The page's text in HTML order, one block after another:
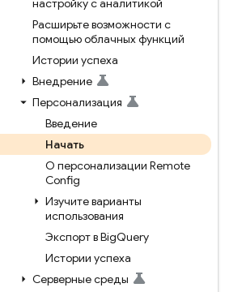
настройку с аналитикой
Расширьте возможности с
помощью облачных функций
Истории успеха
Внедрение
Персонализация
Введение
Начать
О персонализации Remote
Config
Изучите варианты
использования
Экспорт в BigQuery
Истории успеха
Серверные среды